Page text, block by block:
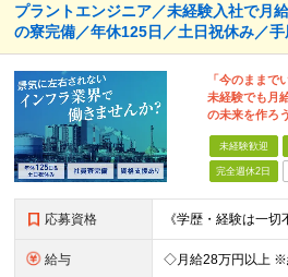
プラントエンジニア／未経験入社で月
の寮完備／年休125日／土日祝休み／
「今のままで
未経験でも月
の未来を作ろ
未経験歓迎
完全週休2日
応募資格
給与